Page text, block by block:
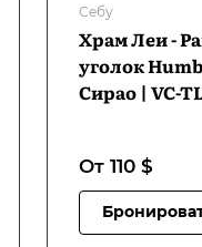
Себу
Храм Леи -
уголок
Сирао | VC-
От 110 $